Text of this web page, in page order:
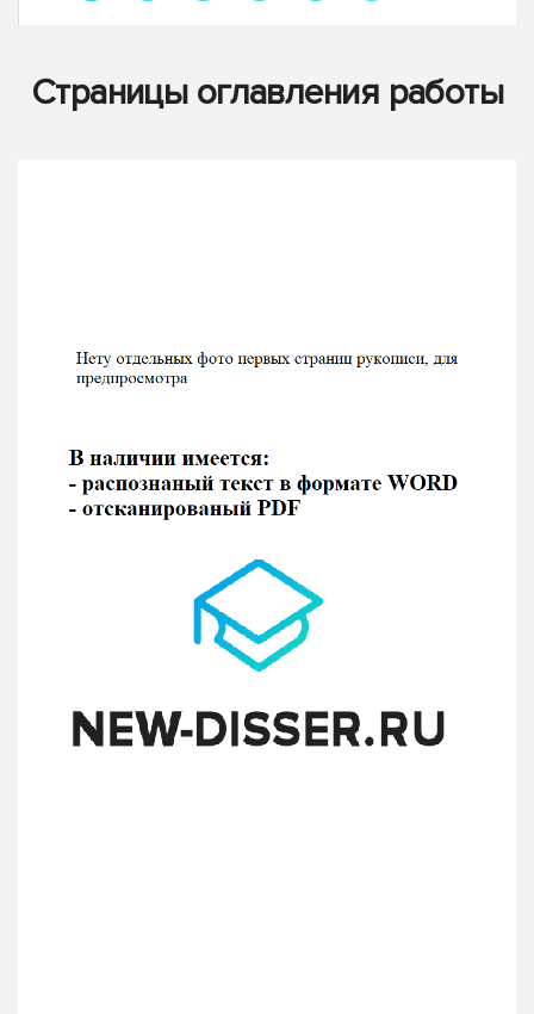
Страницы оглавления работы